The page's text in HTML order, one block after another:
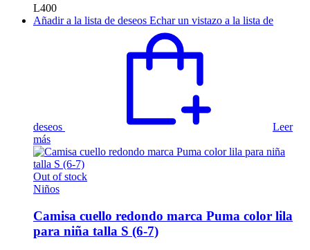
L400
Añadir a la lista de deseos Echar un vistazo a la lista de
deseos
Leer
más
Out of stock
Niños
Camisa cuello redondo marca Puma color lila
para niña talla S (6-7)